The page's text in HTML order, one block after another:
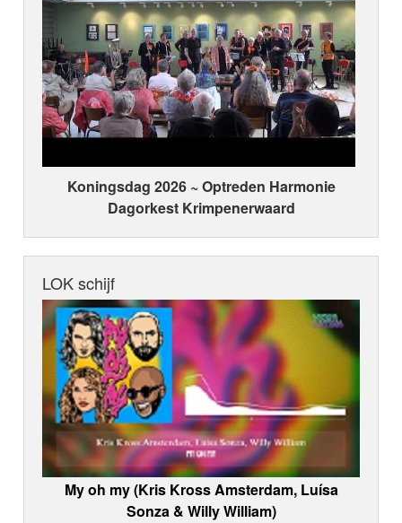
Koningsdag 2026 ~ Optreden Harmonie
Dagorkest Krimpenerwaard
LOK schijf
My oh my (Kris Kross Amsterdam, Luísa
Sonza & Willy William)